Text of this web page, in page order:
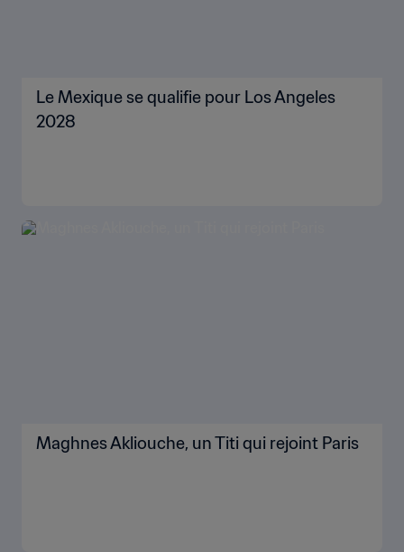
Le Mexique se qualifie pour Los Angeles
2028
Maghnes Akliouche, un Titi qui rejoint Paris